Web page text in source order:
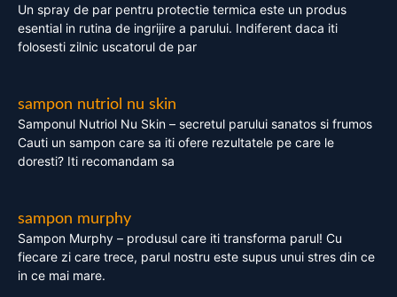
Un spray de par pentru protectie termica este un produs
esential in rutina de ingrijire a parului. Indiferent daca iti
folosesti zilnic uscatorul de par
sampon nutriol nu skin
Samponul Nutriol Nu Skin – secretul parului sanatos si frumos
Cauti un sampon care sa iti ofere rezultatele pe care le
doresti? Iti recomandam sa
sampon murphy
Sampon Murphy – produsul care iti transforma parul! Cu
fiecare zi care trece, parul nostru este supus unui stres din ce
in ce mai mare.